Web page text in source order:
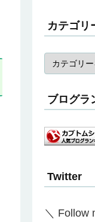
カテゴリ
ブログラ
Twitter
＼ Follow